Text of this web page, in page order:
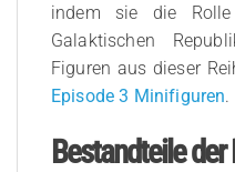
indem sie die
Galaktischen
Figuren aus dieser
Episode 3 Minifiguren.
Bestandteile